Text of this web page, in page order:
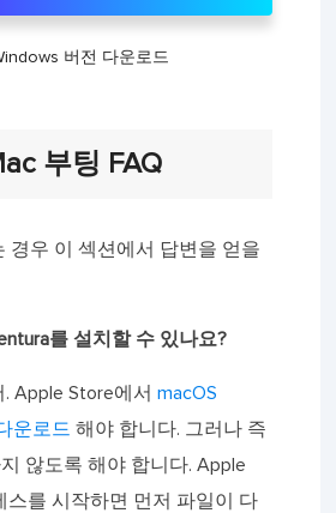
버전 다운로드
부팅 FAQ
경우 이 섹션에서 답변을 얻을
를 설치할 수 있나요?
. Apple Store에서macOS
운로드 해야 합니다. 그러나 즉
않도록 해야 합니다. Apple
스를 시작하면 먼저 파일이 다